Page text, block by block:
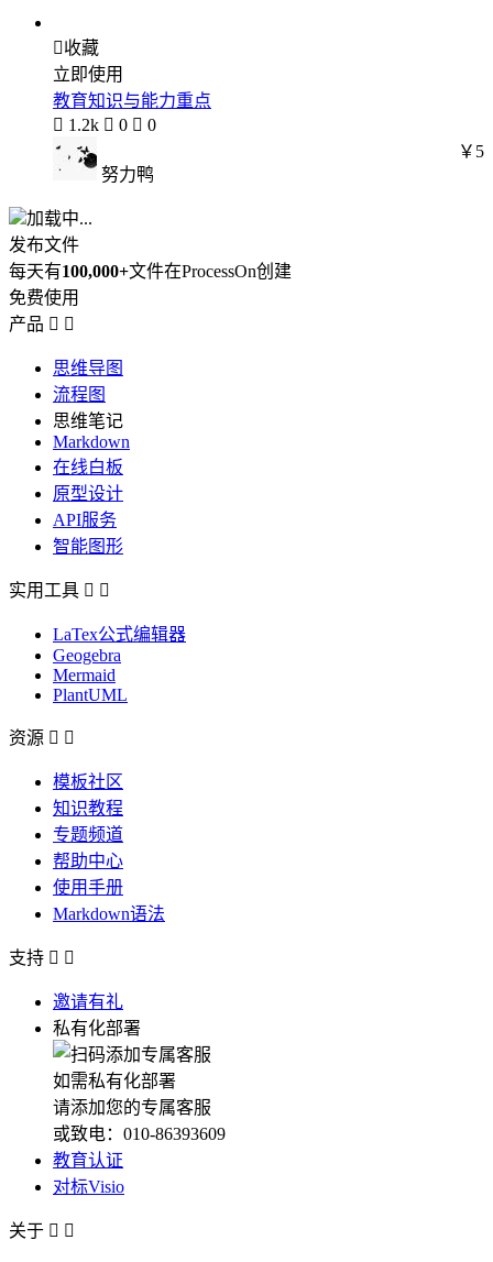
收藏
立即使用
教育知识与能力重点
 1.2k  0  0
努力鸭
￥5
加载中...
发布文件
每天有100,000+文件在ProcessOn创建
免费使用
产品  
思维导图
流程图
思维笔记
Markdown
在线白板
原型设计
API服务
智能图形
实用工具  
LaTex公式编辑器
Geogebra
Mermaid
PlantUML
资源  
模板社区
知识教程
专题频道
帮助中心
使用手册
Markdown语法
支持  
邀请有礼
私有化部署
如需私有化部署
请添加您的专属客服
或致电：010-86393609
教育认证
对标Visio
关于  